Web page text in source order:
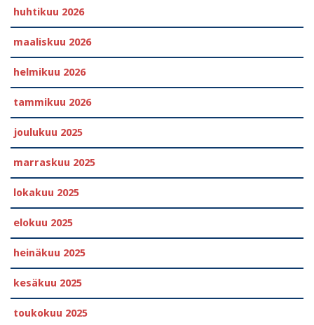
huhtikuu 2026
maaliskuu 2026
helmikuu 2026
tammikuu 2026
joulukuu 2025
marraskuu 2025
lokakuu 2025
elokuu 2025
heinäkuu 2025
kesäkuu 2025
toukokuu 2025